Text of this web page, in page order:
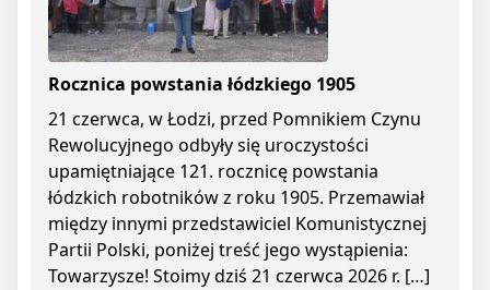
Rocznica powstania łódzkiego 1905
21 czerwca, w Łodzi, przed Pomnikiem Czynu
Rewolucyjnego odbyły się uroczystości
upamiętniające 121. rocznicę powstania
łódzkich robotników z roku 1905. Przemawiał
między innymi przedstawiciel Komunistycznej
Partii Polski, poniżej treść jego wystąpienia:
Towarzysze! Stoimy dziś 21 czerwca 2026 r. […]